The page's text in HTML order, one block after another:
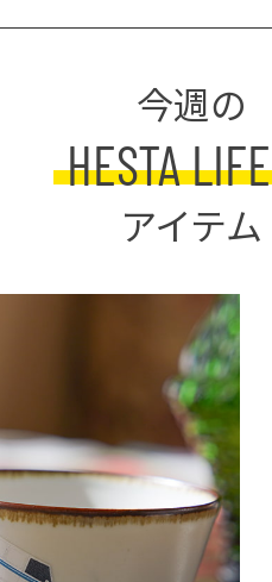
今週の
HESTA LIFE
アイテム